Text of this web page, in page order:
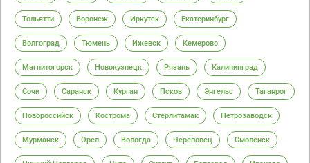
Тольятти Воронеж Иркутск Екатеринбург
Волгоград Тюмень Ижевск Кемерово
Магнитогорск Новокузнецк Рязань Калининград
Сочи Саранск Курган Псков Энгельс Таганрог
Новороссийск Кострома Стерлитамак Петрозаводск
Мурманск Орел Вологда Череповец Смоленск